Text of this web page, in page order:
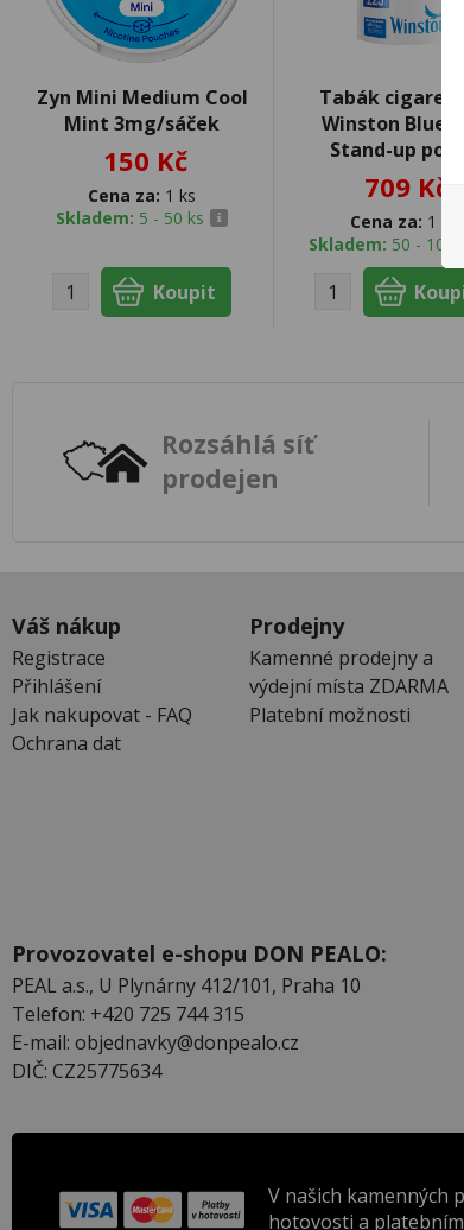
Zyn Mini Medium Cool
Mint 3mg/sáček
150 Kč
Cena za: 1 ks
Skladem: 5 - 50 ks
Tabák
Winston Blue
Stand-up pouch
709 Kč
Cena za: 1 ks
Skladem: 50 - 100 ks
Rozsáhlá síť
prodejen
Váš nákup
Registrace
Přihlášení
Jak nakupovat - FAQ
Ochrana dat
Prodejny
Kamenné prodejny a
výdejní místa ZDARMA
Platební možnosti
Provozovatel e-shopu DON PEALO:
PEAL a.s., U Plynárny 412/101, Praha 10
Telefon: +420 725 744 315
E-mail: objednavky@donpealo.cz
DIČ: CZ25775634
V našich kamenných
hotovosti a